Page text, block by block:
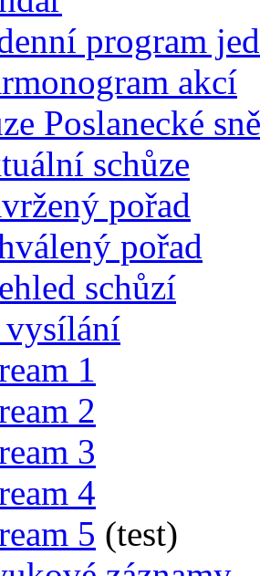
program
akcí
Poslanecké
schůze
pořad
pořad
schůzí
1
2
3
4
5 (test)